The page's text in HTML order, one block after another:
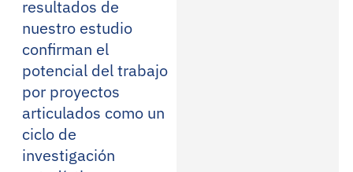
resultados de
nuestro estudio
confirman el
potencial del trabajo
por proyectos
articulados como un
ciclo de
investigación